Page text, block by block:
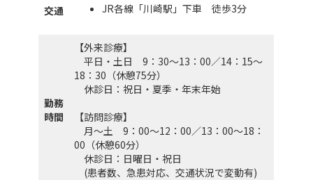
交通 JR各線「川崎駅」下車 徒歩3分
勤務
時間
【外来診療】
平日・土日 9：30～13：00／14：15～
18：30（休憩75分）
休診日：祝日・夏季・年末年始
【訪問診療】
月～土 9：00～12：00／13：00～18：
00（休憩60分）
休診日：日曜日・祝日
(患者数、急患対応、交通状況で変動有)